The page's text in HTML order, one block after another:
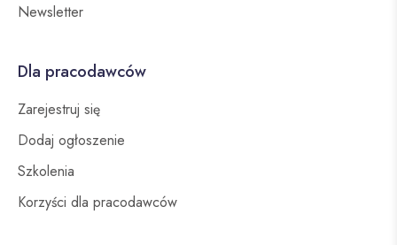
Newsletter
Dla pracodawców
Zarejestruj się
Dodaj ogłoszenie
Szkolenia
Korzyści dla pracodawców